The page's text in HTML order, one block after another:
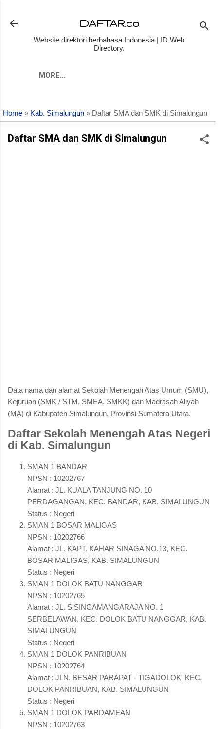
DAFTAR.co
Website direktori berbahasa Indonesia | ID Web
Directory.
MORE…
Home » Kab. Simalungun » Daftar SMA dan SMK di Simalungun
Daftar SMA dan SMK di Simalungun
Data nama dan alamat Sekolah Menengah Atas Umum (SMU),
Kejuruan (SMK / STM, SMEA, SMKK) dan Madrasah Aliyah
(MA) di Kabupaten Simalungun, Provinsi Sumatera Utara.
Daftar Sekolah Menengah Atas Negeri
di Kab. Simalungun
SMAN 1 BANDAR
NPSN : 10202767
Alamat : JL. KUALA TANJUNG NO. 10
PERDAGANGAN, KEC. BANDAR, KAB. SIMALUNGUN
Status : Negeri
SMAN 1 BOSAR MALIGAS
NPSN : 10202766
Alamat : JL. KAPT. KAHAR SINAGA NO.13, KEC.
BOSAR MALIGAS, KAB. SIMALUNGUN
Status : Negeri
SMAN 1 DOLOK BATU NANGGAR
NPSN : 10202765
Alamat : JL. SISINGAMANGARAJA NO. 1
SERBELAWAN, KEC. DOLOK BATU NANGGAR, KAB.
SIMALUNGUN
Status : Negeri
SMAN 1 DOLOK PANRIBUAN
NPSN : 10202764
Alamat : JLN. BESAR PARAPAT - TIGADOLOK, KEC.
DOLOK PANRIBUAN, KAB. SIMALUNGUN
Status : Negeri
SMAN 1 DOLOK PARDAMEAN
NPSN : 10202763